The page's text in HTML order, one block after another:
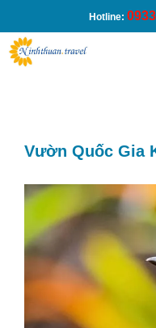
Hotline:
Trang chủ/Vườn Quốc
Vườn Quốc Gia